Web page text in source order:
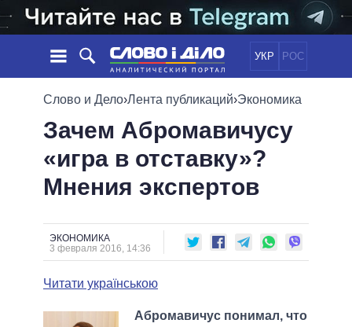
УКР РОС
НОВОСТИ
ЛЕНТА
СОБЫТИЯ
СТАТЬИ
ОБЗОРЫ
ДАЙДЖЕСТЫ
ПОЛИТИКА
ЭКОНОМИКА
ОБЩЕСТВО
МИР
ОБЕЩАНИЯ
ПОЛИТИКИ
ПРЕЗИДЕНТ И ОФИС
ВЕРХОВНАЯ РАДА
ИНФОГРАФИКА
ВИДЕО
Слово и Дело›Лента публикаций›Экономика
Зачем Абромавичусу
«игра в отставку»?
Мнения экспертов
ЭКОНОМИКА
3 февраля 2016, 14:36
Читати українською
Абромавичус понимал, что